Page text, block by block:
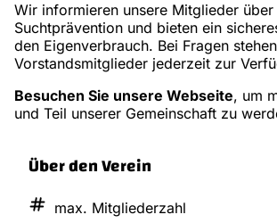
Wir informieren unsere Mitglieder über
Suchtprävention und bieten ein
den Eigenverbrauch. Bei Fragen
Vorstandsmitglieder jederzeit zur
Besuchen Sie unsere Webseite, um
und Teil unserer Gemeinschaft zu
Über den Verein
max. Mitgliederzahl